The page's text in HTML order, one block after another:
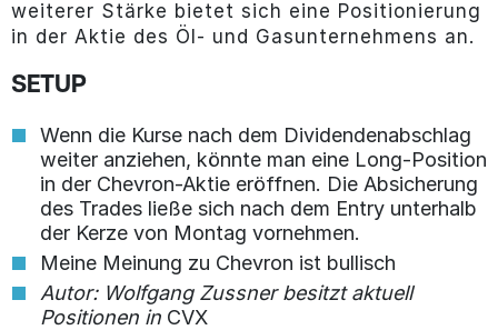
weiterer Stärke bietet sich eine Positionierung
in der Aktie des Öl- und Gasunternehmens an.
SETUP
Wenn die Kurse nach dem Dividendenabschlag
weiter anziehen, könnte man eine Long-Position
in der Chevron-Aktie eröffnen. Die Absicherung
des Trades ließe sich nach dem Entry unterhalb
der Kerze von Montag vornehmen.
Meine Meinung zu Chevron ist bullisch
Autor: Wolfgang Zussner besitzt aktuell
Positionen in CVX